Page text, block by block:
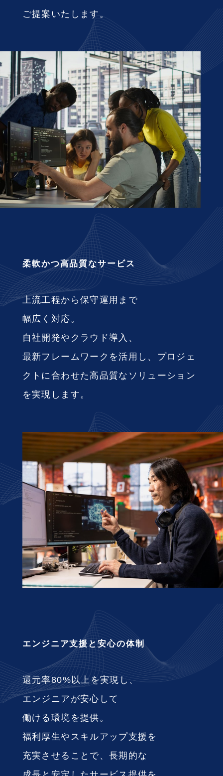
ご提案いたします。
柔軟かつ高品質なサービス
上流工程から保守運用まで
幅広く対応。
自社開発やクラウド導入、
最新フレームワークを活用し、 プロジェ
クトに合わせた高品質なソリューション
を実現します。
エンジニア支援と安心の体制
還元率80%以上を実現し、
エンジニアが安心して
働ける環境を提供。
福利厚生やスキルアップ支援を
充実させることで、 長期的な